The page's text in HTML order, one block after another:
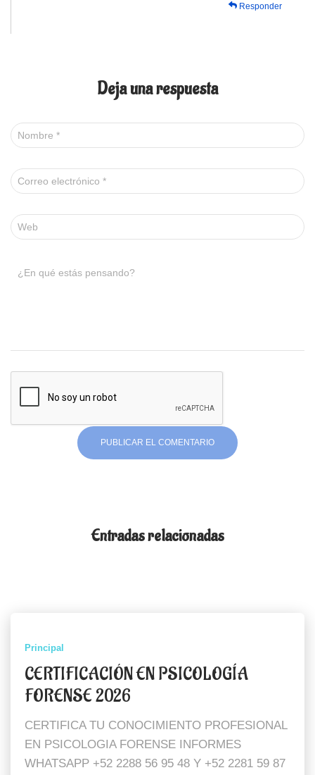
Responder
Deja una respuesta
Nombre *
Correo electrónico *
Web
¿En qué estás pensando?
Entradas relacionadas
Principal
CERTIFICACIÓN EN PSICOLOGÍA
FORENSE 2026
CERTIFICA TU CONOCIMIENTO PROFESIONAL
EN PSICOLOGIA FORENSE INFORMES
WHATSAPP +52 2288 56 95 48 Y +52 2281 59 87